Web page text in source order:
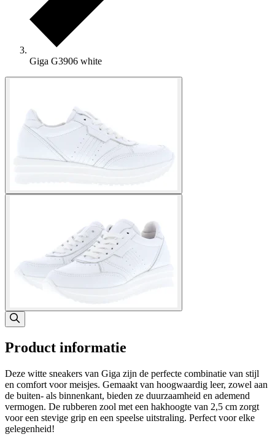
Giga G3906 white
Product informatie
Deze witte sneakers van Giga zijn de perfecte combinatie van stijl
en comfort voor meisjes. Gemaakt van hoogwaardig leer, zowel aan
de buiten- als binnenkant, bieden ze duurzaamheid en ademend
vermogen. De rubberen zool met een hakhoogte van 2,5 cm zorgt
voor een stevige grip en een speelse uitstraling. Perfect voor elke
gelegenheid!